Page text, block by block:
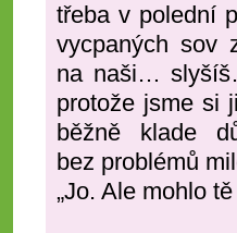
třeba v polední
vycpaných sov
na naši…
protože jsme si
běžně klade
bez problémů
„Jo. Ale mohlo